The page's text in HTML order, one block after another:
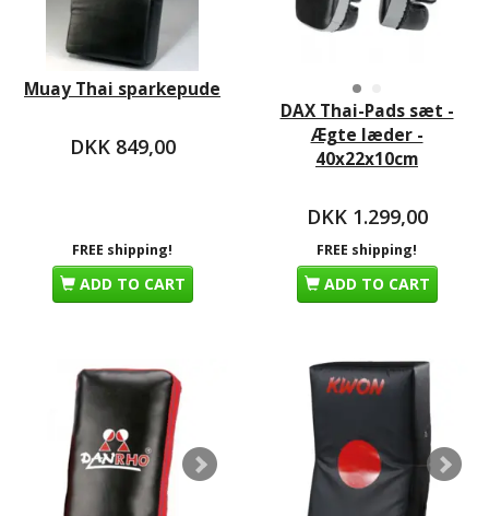
Muay Thai sparkepude
DKK 849,00
FREE shipping!
ADD TO CART
DAX Thai-Pads sæt -
Ægte læder -
40x22x10cm
DKK 1.299,00
FREE shipping!
ADD TO CART